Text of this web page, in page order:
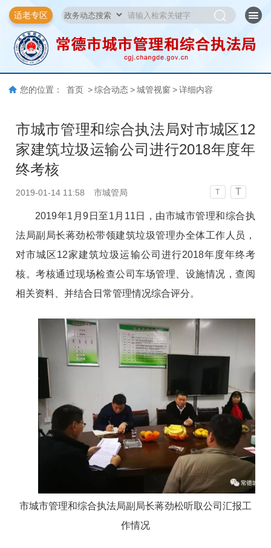
适老专区
您的位置： 首页 > 综合动态 > 城管视窗 > 详细内容
市城市管理和综合执法局对市城区12
家建筑垃圾运输公司进行2018年度年
终考核
2019-01-14 11:58 市城管局 T T
2019年1月9日至1月11日，由市城市管理和综合执
法局副局长蒋劲松带领建筑垃圾管理办全体工作人员，
对市城区12家建筑垃圾运输公司进行2018年度年终考
核。考核通过现场检查公司车场管理、设施情况，查阅
相关资料、并结合日常管理情况综合评分。
市城市管理和综合执法局副局长蒋劲松听取公司汇报工
作情况